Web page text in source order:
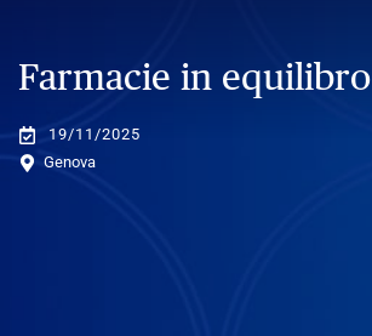
Farmacie in equilibro
19/11/2025
Genova